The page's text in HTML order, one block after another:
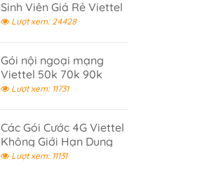
Sinh Viên Giá Rẻ Viettel
Lượt xem: 24428
Gói nội ngoại mạng
Viettel 50k 70k 90k
120k - Gọi điện thả ga
Lượt xem: 11731
Các Gói Cước 4G Viettel
Không Giới Hạn Dung
Lượng 2026
Lượt xem: 11131